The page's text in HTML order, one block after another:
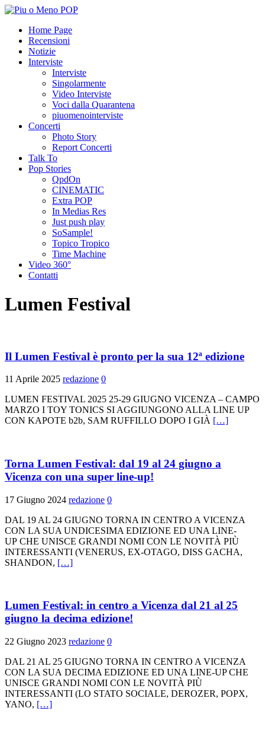
Home Page
Recensioni
Notizie
Interviste
Interviste
Singolarmente
Video Interviste
Voci dalla Quarantena
piuomenointerviste
Concerti
Photo Story
Report Concerti
Talk To
Pop Stories
QpdOn
CINEMATIC
Extra POP
In Medias Res
Just push play
SoSample!
Topico Tropico
Time Machine
Video 360°
Contatti
Lumen Festival
Il Lumen Festival è pronto per la sua 12ª edizione
11 Aprile 2025 redazione 0
LUMEN FESTIVAL 2025 25-29 GIUGNO VICENZA – CAMPO
MARZO I TOY TONICS SI AGGIUNGONO ALLA LINE UP
CON KAPOTE b2b, SAM RUFFILLO DOPO I GIÀ […]
Torna Lumen Festival: dal 19 al 24 giugno a
Vicenza con una super line-up!
17 Giugno 2024 redazione 0
DAL 19 AL 24 GIUGNO TORNA IN CENTRO A VICENZA
CON LA SUA UNDICESIMA EDIZIONE ED UNA LINE-
UP CHE UNISCE GRANDI NOMI CON LE NOVITÀ PIÙ
INTERESSANTI (VENERUS, EX-OTAGO, DISS GACHA,
SHANDON, […]
Lumen Festival: in centro a Vicenza dal 21 al 25
giugno la decima edizione!
22 Giugno 2023 redazione 0
DAL 21 AL 25 GIUGNO TORNA IN CENTRO A VICENZA
CON LA SUA DECIMA EDIZIONE ED UNA LINE-UP CHE
UNISCE GRANDI NOMI CON LE NOVITÀ PIÙ
INTERESSANTI (LO STATO SOCIALE, DEROZER, POPX,
YANO, […]